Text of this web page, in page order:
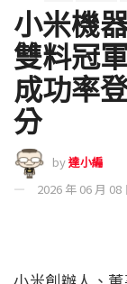
小米機
雙料冠
成功率
分
by達小編
2026 年 06 月